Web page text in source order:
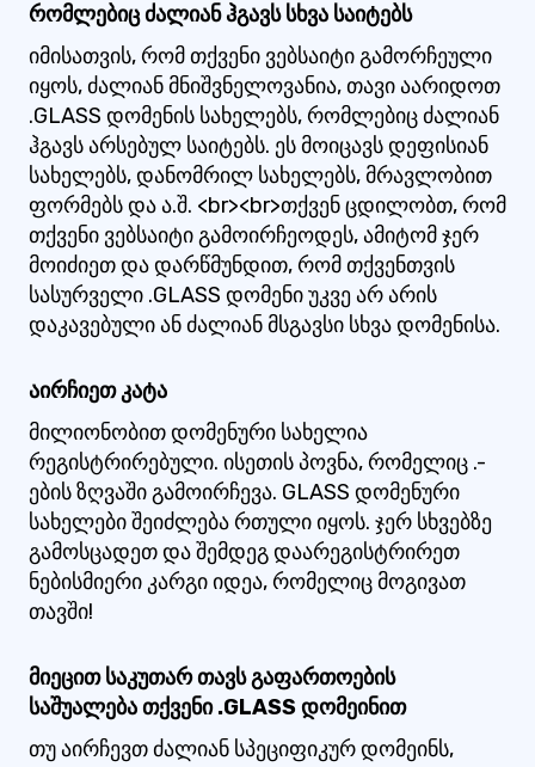
რომლებიც ძალიან ჰგავს სხვა საიტებს
იმისათვის, რომ თქვენი ვებსაიტი გამორჩეული
იყოს, ძალიან მნიშვნელოვანია, თავი აარიდოთ
.GLASS დომენის სახელებს, რომლებიც ძალიან
ჰგავს არსებულ საიტებს. ეს მოიცავს დეფისიან
სახელებს, დანომრილ სახელებს, მრავლობით
ფორმებს და ა.შ. <br><br>თქვენ ცდილობთ, რომ
თქვენი ვებსაიტი გამოირჩეოდეს, ამიტომ ჯერ
მოიძიეთ და დარწმუნდით, რომ თქვენთვის
სასურველი .GLASS დომენი უკვე არ არის
დაკავებული ან ძალიან მსგავსი სხვა დომენისა.
აირჩიეთ კატა
მილიონობით დომენური სახელია
რეგისტრირებული. ისეთის პოვნა, რომელიც .-
ების ზღვაში გამოირჩევა. GLASS დომენური
სახელები შეიძლება რთული იყოს. ჯერ სხვებზე
გამოსცადეთ და შემდეგ დაარეგისტრირეთ
ნებისმიერი კარგი იდეა, რომელიც მოგივათ
თავში!
მიეცით საკუთარ თავს გაფართოების
საშუალება თქვენი .GLASS დომეინით
თუ აირჩევთ ძალიან სპეციფიკურ დომეინს,